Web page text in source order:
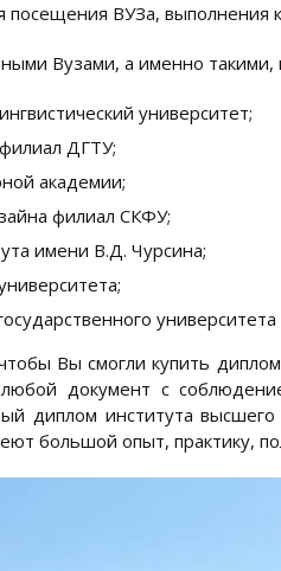
посещения ВУЗа, выполнения
Вузами, а именно такими,
университет;
ДГТУ;
академии;
филиал СКФУ;
имени В.Д. Чурсина;
Вы смогли купить
документ с
диплом института
большой опыт, практику,